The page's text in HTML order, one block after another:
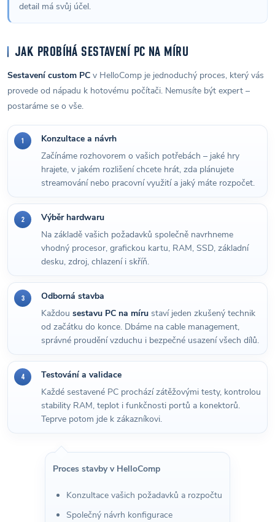
detail má svůj účel.
JAK PROBÍHÁ SESTAVENÍ PC NA MÍRU
Sestavení custom PC v HelloComp je jednoduchý proces, který vás
provede od nápadu k hotovému počítači. Nemusíte být expert –
postaráme se o vše.
1
Konzultace a návrh
Začínáme rozhovorem o vašich potřebách – jaké hry
hrajete, v jakém rozlišení chcete hrát, zda plánujete
streamování nebo pracovní využití a jaký máte rozpočet.
2
Výběr hardwaru
Na základě vašich požadavků společně navrhneme
vhodný procesor, grafickou kartu, RAM, SSD, základní
desku, zdroj, chlazení i skříň.
3
Odborná stavba
Každou sestavu PC na míru staví jeden zkušený technik
od začátku do konce. Dbáme na cable management,
správné proudění vzduchu i bezpečné usazení všech dílů.
4
Testování a validace
Každé sestavené PC prochází zátěžovými testy, kontrolou
stability RAM, teplot i funkčnosti portů a konektorů.
Teprve potom jde k zákazníkovi.
Proces stavby v HelloComp
Konzultace vašich požadavků a rozpočtu
Společný návrh konfigurace